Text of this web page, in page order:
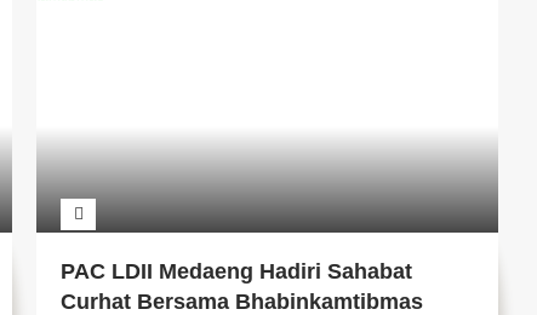
PAC LDII Medaeng Hadiri Sahabat
Curhat Bersama Bhabinkamtibmas